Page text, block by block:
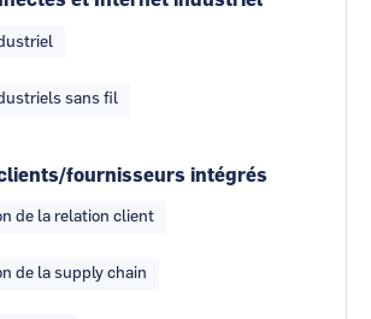
sans fil
fournisseurs intégrés
de la relation client
de la supply chain